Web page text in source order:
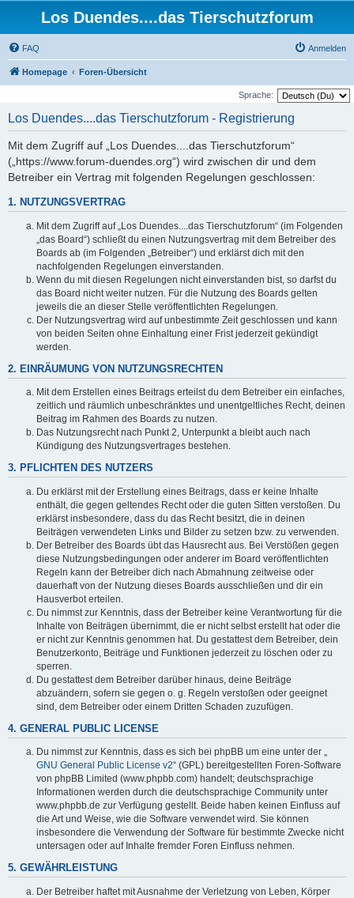
Los Duendes....das Tierschutzforum
FAQ Anmelden
Homepage Foren-Übersicht
Sprache:
Los Duendes....das Tierschutzforum - Registrierung
Mit dem Zugriff auf „Los Duendes....das Tierschutzforum“
(„https://www.forum-duendes.org“) wird zwischen dir und dem
Betreiber ein Vertrag mit folgenden Regelungen geschlossen:
1. NUTZUNGSVERTRAG
Mit dem Zugriff auf „Los Duendes....das Tierschutzforum“ (im Folgenden
„das Board“) schließt du einen Nutzungsvertrag mit dem Betreiber des
Boards ab (im Folgenden „Betreiber“) und erklärst dich mit den
nachfolgenden Regelungen einverstanden.
Wenn du mit diesen Regelungen nicht einverstanden bist, so darfst du
das Board nicht weiter nutzen. Für die Nutzung des Boards gelten
jeweils die an dieser Stelle veröffentlichten Regelungen.
Der Nutzungsvertrag wird auf unbestimmte Zeit geschlossen und kann
von beiden Seiten ohne Einhaltung einer Frist jederzeit gekündigt
werden.
2. EINRÄUMUNG VON NUTZUNGSRECHTEN
Mit dem Erstellen eines Beitrags erteilst du dem Betreiber ein einfaches,
zeitlich und räumlich unbeschränktes und unentgeltliches Recht, deinen
Beitrag im Rahmen des Boards zu nutzen.
Das Nutzungsrecht nach Punkt 2, Unterpunkt a bleibt auch nach
Kündigung des Nutzungsvertrages bestehen.
3. PFLICHTEN DES NUTZERS
Du erklärst mit der Erstellung eines Beitrags, dass er keine Inhalte
enthält, die gegen geltendes Recht oder die guten Sitten verstoßen. Du
erklärst insbesondere, dass du das Recht besitzt, die in deinen
Beiträgen verwendeten Links und Bilder zu setzen bzw. zu verwenden.
Der Betreiber des Boards übt das Hausrecht aus. Bei Verstößen gegen
diese Nutzungsbedingungen oder anderer im Board veröffentlichten
Regeln kann der Betreiber dich nach Abmahnung zeitweise oder
dauerhaft von der Nutzung dieses Boards ausschließen und dir ein
Hausverbot erteilen.
Du nimmst zur Kenntnis, dass der Betreiber keine Verantwortung für die
Inhalte von Beiträgen übernimmt, die er nicht selbst erstellt hat oder die
er nicht zur Kenntnis genommen hat. Du gestattest dem Betreiber, dein
Benutzerkonto, Beiträge und Funktionen jederzeit zu löschen oder zu
sperren.
Du gestattest dem Betreiber darüber hinaus, deine Beiträge
abzuändern, sofern sie gegen o. g. Regeln verstoßen oder geeignet
sind, dem Betreiber oder einem Dritten Schaden zuzufügen.
4. GENERAL PUBLIC LICENSE
Du nimmst zur Kenntnis, dass es sich bei phpBB um eine unter der „
GNU General Public License v2“ (GPL) bereitgestellten Foren-Software
von phpBB Limited (www.phpbb.com) handelt; deutschsprachige
Informationen werden durch die deutschsprachige Community unter
www.phpbb.de zur Verfügung gestellt. Beide haben keinen Einfluss auf
die Art und Weise, wie die Software verwendet wird. Sie können
insbesondere die Verwendung der Software für bestimmte Zwecke nicht
untersagen oder auf Inhalte fremder Foren Einfluss nehmen.
5. GEWÄHRLEISTUNG
Der Betreiber haftet mit Ausnahme der Verletzung von Leben, Körper